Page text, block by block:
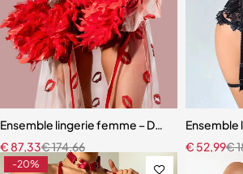
Ensemble lingerie femme – Dentelle rouge
€174,66
€ 87,33
Ensemble
€
€ 52,99
-20%